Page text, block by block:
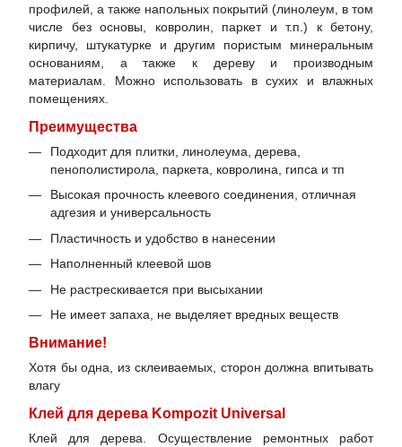
профилей, а также напольных покрытий (линолеум, в том
числе без основы, ковролин, паркет и т.п.) к бетону,
кирпичу, штукатурке и другим пористым минеральным
основаниям, а также к дереву и производным
материалам. Можно использовать в сухих и влажных
помещениях.
Преимущества
Подходит для плитки, линолеума, дерева,
пенополистирола, паркета, ковролина, гипса и тп
Высокая прочность клеевого соединения, отличная
адгезия и универсальность
Пластичность и удобство в нанесении
Наполненный клеевой шов
Не растрескивается при высыхании
Не имеет запаха, не выделяет вредных веществ
Внимание!
Хотя бы одна, из склеиваемых, сторон должна впитывать
влагу
Клей для дерева Kompozit Universal
Клей для дерева. Осуществление ремонтных работ